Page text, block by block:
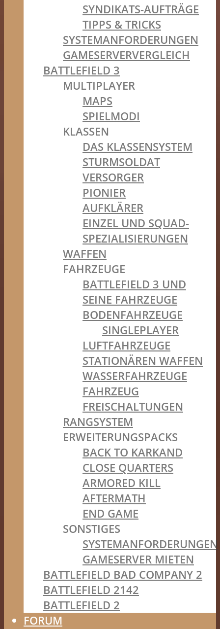
SYNDIKATS-AUFTRÄGE
TIPPS & TRICKS
SYSTEMANFORDERUNGEN
GAMESERVERVERGLEICH
BATTLEFIELD 3
MULTIPLAYER
MAPS
SPIELMODI
KLASSEN
DAS KLASSENSYSTEM
STURMSOLDAT
VERSORGER
PIONIER
AUFKLÄRER
EINZEL UND SQUAD-
SPEZIALISIERUNGEN
WAFFEN
FAHRZEUGE
BATTLEFIELD 3 UND
SEINE FAHRZEUGE
BODENFAHRZEUGE
SINGLEPLAYER
LUFTFAHRZEUGE
STATIONÄREN WAFFEN
WASSERFAHRZEUGE
FAHRZEUG
FREISCHALTUNGEN
RANGSYSTEM
ERWEITERUNGSPACKS
BACK TO KARKAND
CLOSE QUARTERS
ARMORED KILL
AFTERMATH
END GAME
SONSTIGES
SYSTEMANFORDERUNGEN
GAMESERVER MIETEN
BATTLEFIELD BAD COMPANY 2
BATTLEFIELD 2142
BATTLEFIELD 2
FORUM